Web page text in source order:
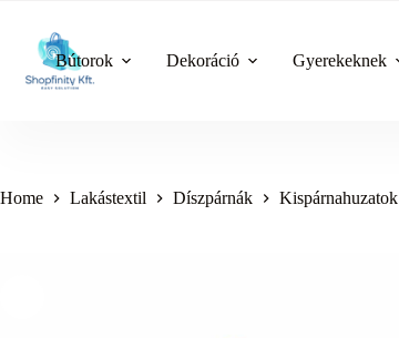
content
Bútorok Dekoráció Gyerekeknek
Home Lakástextil Díszpárnák Kispárnahuzatok